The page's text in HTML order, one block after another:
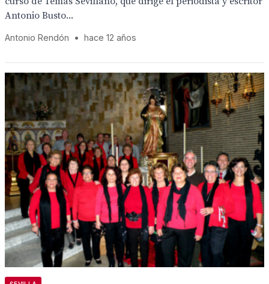
Antonio Busto...
Antonio Rendón • hace 12 años